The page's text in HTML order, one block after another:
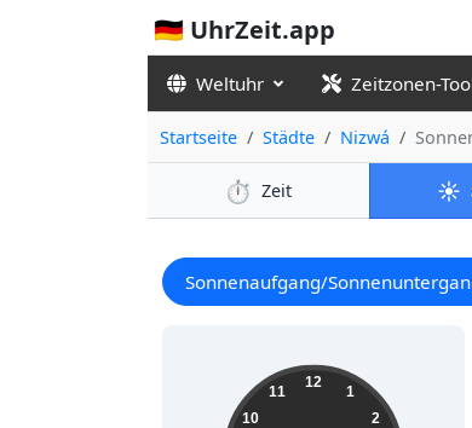
🇩🇪 UhrZeit.app
Weltuhr Zeitzonen-
Startseite Städte Nizwá
⏱️ Zeit ☀️
Sonnenaufgang/
17:35:42 12
1
2
10
11